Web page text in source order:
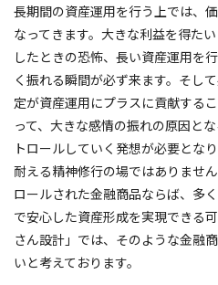
長期間の資産運用を行う上では、
なってきます。大きな利益を得た
したときの恐怖、長い資産運用を
く振れる瞬間が必ず来ます。そし
定が資産運用にプラスに貢献する
って、大きな感情の振れの原因と
トロールしていく発想が必要とな
耐える精神修行の場ではありませ
ロールされた金融商品ならば、多
で安心した資産形成を実現できる
さん設計」では、そのような金融
いと考えております。